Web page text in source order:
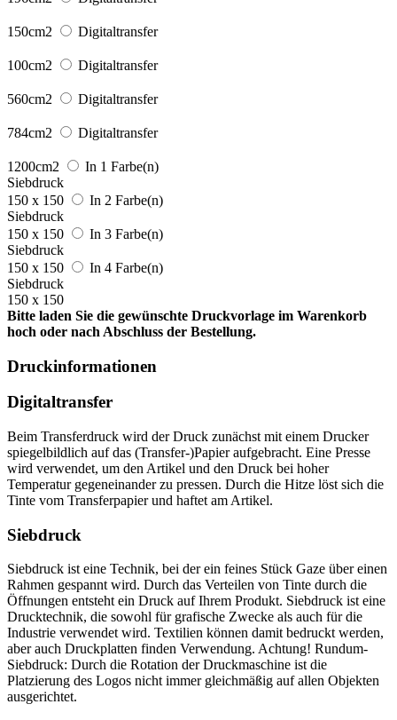
150cm2 Digitaltransfer
100cm2 Digitaltransfer
560cm2 Digitaltransfer
784cm2 Digitaltransfer
1200cm2
In 1 Farbe(n)
Siebdruck
150 x 150
In 2 Farbe(n)
Siebdruck
150 x 150
In 3 Farbe(n)
Siebdruck
150 x 150
In 4 Farbe(n)
Siebdruck
150 x 150
Bitte laden Sie die gewünschte Druckvorlage im Warenkorb
hoch oder nach Abschluss der Bestellung.
Druckinformationen
Digitaltransfer
Beim Transferdruck wird der Druck zunächst mit einem Drucker
spiegelbildlich auf das (Transfer-)Papier aufgebracht. Eine Presse
wird verwendet, um den Artikel und den Druck bei hoher
Temperatur gegeneinander zu pressen. Durch die Hitze löst sich die
Tinte vom Transferpapier und haftet am Artikel.
Siebdruck
Siebdruck ist eine Technik, bei der ein feines Stück Gaze über einen
Rahmen gespannt wird. Durch das Verteilen von Tinte durch die
Öffnungen entsteht ein Druck auf Ihrem Produkt. Siebdruck ist eine
Drucktechnik, die sowohl für grafische Zwecke als auch für die
Industrie verwendet wird. Textilien können damit bedruckt werden,
aber auch Druckplatten finden Verwendung. Achtung! Rundum-
Siebdruck: Durch die Rotation der Druckmaschine ist die
Platzierung des Logos nicht immer gleichmäßig auf allen Objekten
ausgerichtet.